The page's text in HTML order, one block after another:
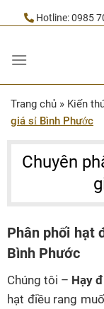
to
Hotline:0985
Trang chủ » Kiến
giá sỉ Bình Phước
Chuyên
Phân phối hạt
Bình Phước
Chúng tôi – Hạy
hạt điều rang